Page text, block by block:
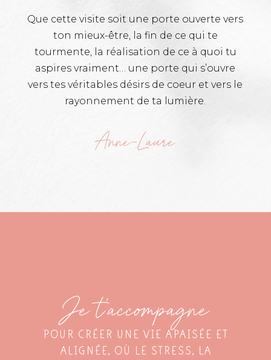
Que cette visite soit une porte ouverte vers
ton mieux-être, la fin de ce qui te
tourmente, la réalisation de ce à quoi tu
aspires vraiment… une porte qui s’ouvre
vers tes véritables désirs de coeur et vers le
rayonnement de ta lumière.
Anne-Laure
Je t’accompagne
POUR CRÉER UNE VIE APAISÉE ET
ALIGNÉE, OÙ LE STRESS, LA